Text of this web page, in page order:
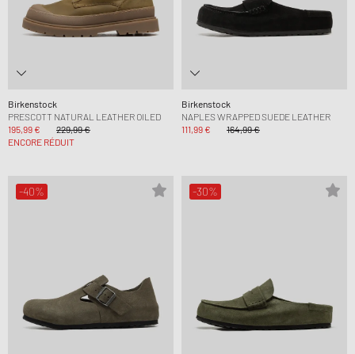
Birkenstock
PRESCOTT NATURAL LEATHER OILED
195,99 €
229,99 €
ENCORE RÉDUIT
Birkenstock
NAPLES WRAPPED SUEDE LEATHER
111,99 €
164,99 €
-40% -30%